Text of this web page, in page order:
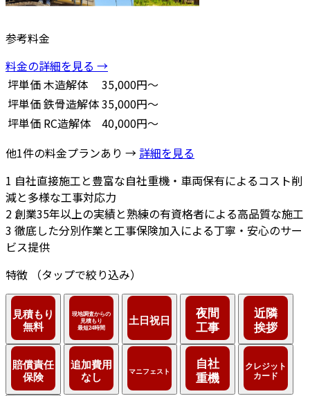
参考料金
料金の詳細を見る →
坪単価木造解体
35,000円～
坪単価鉄骨造解体35,000円～
坪単価 RC造解体
40,000円～
他1件の料金プランあり → 詳細を見る
1 自社直接施工と豊富な自社重機・車両保有によるコスト削
減と多様な工事対応力
2 創業35年以上の実績と熟練の有資格者による高品質な施工
3 徹底した分別作業と工事保険加入による丁寧・安心のサー
ビス提供
特徴
（タップで絞り込み）